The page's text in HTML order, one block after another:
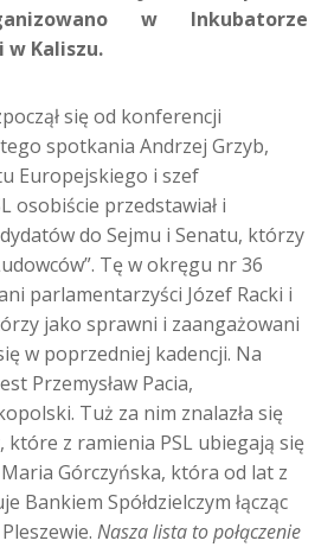
w Inkubatorze
w Kaliszu.
się od konferencji
spotkania Andrzej Grzyb,
Europejskiego i szef
osobiście przedstawiał i
do Sejmu i Senatu, którzy
Tę w okręgu nr 36
parlamentarzyści Józef Racki i
jako sprawni i zaangażowani
w poprzedniej kadencji. Na
Przemysław Pacia,
Tuż za nim znalazła się
które z ramienia PSL ubiegają się
Górczyńska, która od lat z
Bankiem Spółdzielczym łącząc
Nasza lista to połączenie